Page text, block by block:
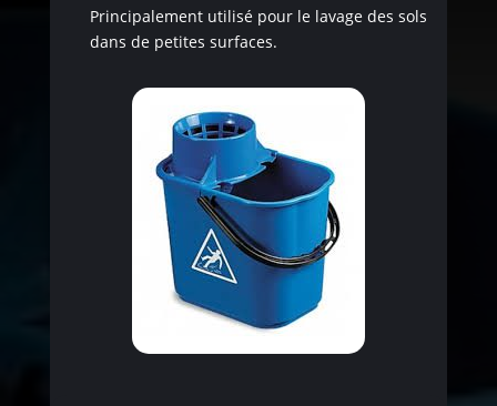
Principalement utilisé pour le lavage des sols
dans de petites surfaces.